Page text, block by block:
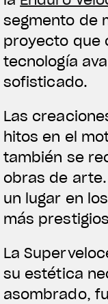
View now →
La
segmento de
proyecto que
tecnología
sofisticado.
Las
hitos en el
también se
obras de
un lugar en
más
La
su estética
asombrado,